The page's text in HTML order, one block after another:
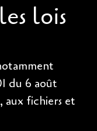
lois
du 6 août
fichiers et